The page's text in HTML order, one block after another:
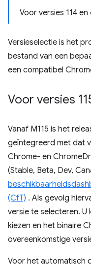
Voor versies 114
Versieselectie is het
bestand van een
een compatibel
Voor versies
Vanaf M115 is het
geïntegreerd met dat
Chrome- en
(Stable, Beta, Dev,
(CfT) . Als gevolg
versie te selecteren.
kiezen en het binaire
overeenkomstige
Voor het automatisch